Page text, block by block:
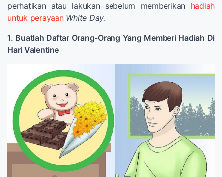
perhatikan atau lakukan sebelum memberikan hadiah
untuk perayaan White Day.
1. Buatlah Daftar Orang-Orang Yang Memberi Hadiah Di
Hari Valentine